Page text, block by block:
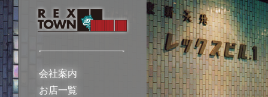
会社案内
お店一覧